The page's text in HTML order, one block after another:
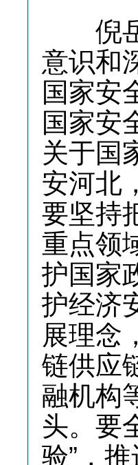
倪岳
意识和
国家安
国家安
关于国
安河北
要坚持
重点领
护国家
护经济
展理念
链供应
融机构
头。要
验”，